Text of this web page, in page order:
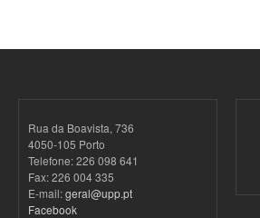
Rua da Boavista, 736
4050-105 Porto
Telefone: 226 098 641
Fax: 226 004 335
E-mail:geral@upp.pt
Facebook